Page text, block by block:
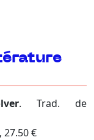
. Trad. de
27.50 €